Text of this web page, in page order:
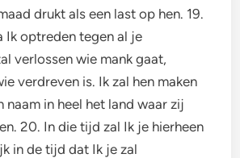
drukt als een last op hen. 19.
Ik optreden tegen al je
verlossen wie mank gaat,
verdreven is. Ik zal hen maken
in heel het land waar zij
20. In die tijd zal Ik je hierheen
in de tijd dat Ik je zal